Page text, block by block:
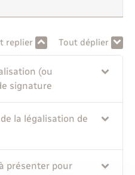
replier Tout déplier
(ou
signature
la légalisation de
présenter pour